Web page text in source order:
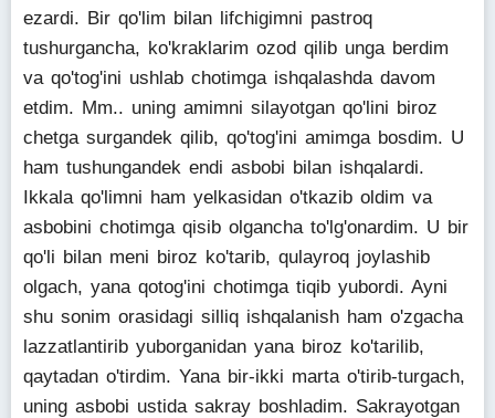
ezardi. Bir qo'lim bilan lifchigimni pastroq
tushurgancha, ko'kraklarim ozod qilib unga berdim
va qo'tog'ini ushlab chotimga ishqalashda davom
etdim. Mm.. uning amimni silayotgan qo'lini biroz
chetga surgandek qilib, qo'tog'ini amimga bosdim. U
ham tushungandek endi asbobi bilan ishqalardi.
Ikkala qo'limni ham yelkasidan o'tkazib oldim va
asbobini chotimga qisib olgancha to'lg'onardim. U bir
qo'li bilan meni biroz ko'tarib, qulayroq joylashib
olgach, yana qotog'ini chotimga tiqib yubordi. Ayni
shu sonim orasidagi silliq ishqalanish ham o'zgacha
lazzatlantirib yuborganidan yana biroz ko'tarilib,
qaytadan o'tirdim. Yana bir-ikki marta o'tirib-turgach,
uning asbobi ustida sakray boshladim. Sakrayotgan